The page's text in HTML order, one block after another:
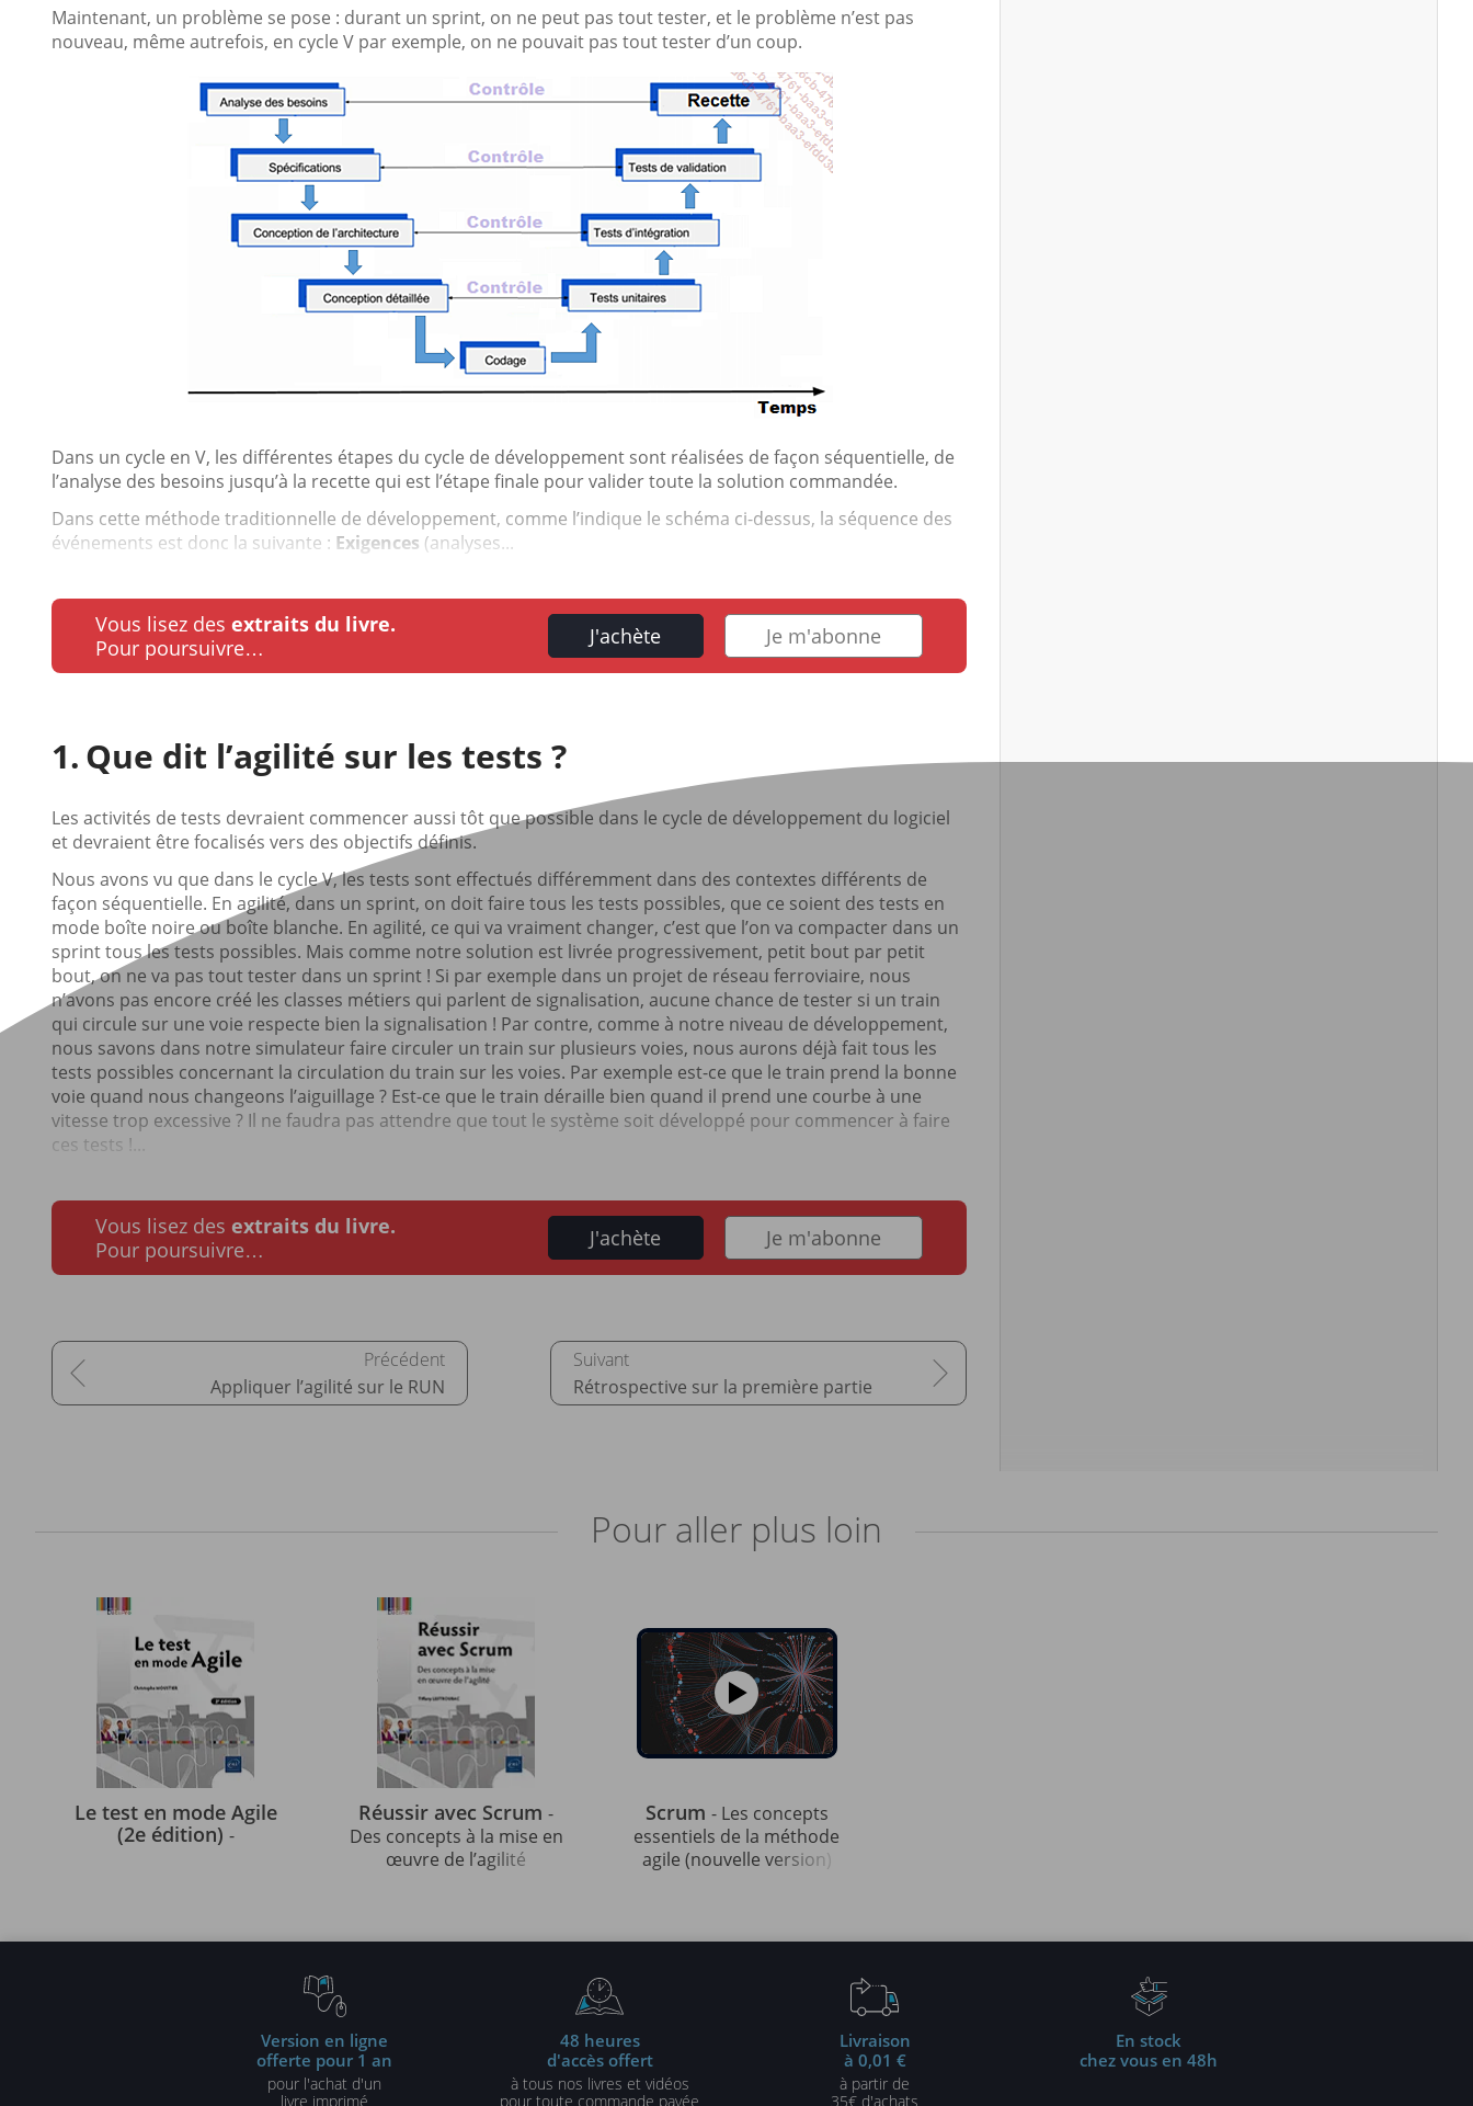
Maintenant, un problème se pose : durant un sprint, on ne peut pas tout tester, et le problème n’est pas
nouveau, même autrefois, en cycle V par exemple, on ne pouvait pas tout tester d’un coup.
Dans un cycle en V, les différentes étapes du cycle de développement sont réalisées de façon séquentielle, de
l’analyse des besoins jusqu’à la recette qui est l’étape finale pour valider toute la solution commandée.
Dans cette méthode traditionnelle de développement, comme l’indique le schéma ci-dessus, la séquence des
événements est donc la suivante : Exigences (analyses...
Vous lisez des extraits du livre.
Pour poursuivre…
J'achète Je m'abonne
Que dit l’agilité sur les tests ?
Les activités de tests devraient commencer aussi tôt que possible dans le cycle de développement du logiciel
et devraient être focalisés vers des objectifs définis.
Nous avons vu que dans le cycle V, les tests sont effectués différemment dans des contextes différents de
façon séquentielle. En agilité, dans un sprint, on doit faire tous les tests possibles, que ce soient des tests en
mode boîte noire ou boîte blanche. En agilité, ce qui va vraiment changer, c’est que l’on va compacter dans un
sprint tous les tests possibles. Mais comme notre solution est livrée progressivement, petit bout par petit
bout, on ne va pas tout tester dans un sprint ! Si par exemple dans un projet de réseau ferroviaire, nous
n’avons pas encore créé les classes métiers qui parlent de signalisation, aucune chance de tester si un train
qui circule sur une voie respecte bien la signalisation ! Par contre, comme à notre niveau de développement,
nous savons dans notre simulateur faire circuler un train sur plusieurs voies, nous aurons déjà fait tous les
tests possibles concernant la circulation du train sur les voies. Par exemple est-ce que le train prend la bonne
voie quand nous changeons l’aiguillage ? Est-ce que le train déraille bien quand il prend une courbe à une
vitesse trop excessive ? Il ne faudra pas attendre que tout le système soit développé pour commencer à faire
ces tests !...
Vous lisez des extraits du livre.
Pour poursuivre…
J'achète Je m'abonne
Appliquer l’agilité sur le RUN Rétrospective sur la première partie
Pour aller plus loin
Le test en mode Agile
(2e édition) -
Réussir avec Scrum -
Des concepts à la mise en
œuvre de l’agilité
Scrum - Les concepts
essentiels de la méthode
agile (nouvelle version)
Version en ligne
offerte pour 1 an
pour l'achat d'un
livre imprimé
48 heures
d'accès offert
à tous nos livres et vidéos
pour toute commande payée
Livraison
à 0,01 €
à partir de
35€ d'achats
En stock
chez vous en 48h